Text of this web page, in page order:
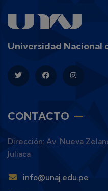
Universidad Nacional
CONTACTO
Dirección: Av. Nueva
Juliaca
info@unaj.edu.pe